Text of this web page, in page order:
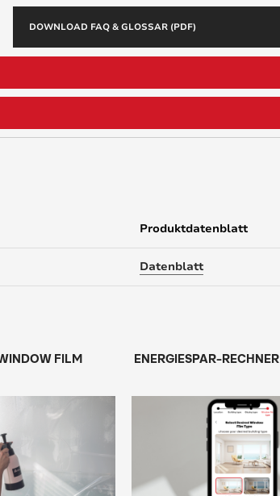
DOWNLOAD FAQ & GLOSSAR (PDF)
Produktdatenblatt
Datenblatt
FILM
ENERGIESPAR-RECHNER